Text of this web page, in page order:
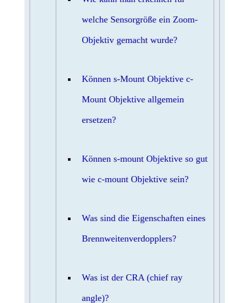
welche Sensorgröße ein Zoom-
Objektiv gemacht wurde?
Können s-Mount Objektive c-
Mount Objektive allgemein
ersetzen?
Können s-mount Objektive so gut
wie c-mount Objektive sein?
Was sind die Eigenschaften eines
Brennweitenverdopplers?
Was ist der CRA (chief ray
angle)?